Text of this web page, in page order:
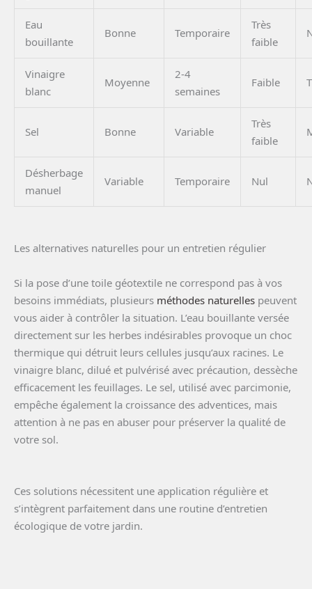
Eau
bouillante
Bonne Temporaire
Très
faible
Vinaigre
blanc
Moyenne
2-4
semaines
Faible
Sel Bonne Variable
Très
faible
Désherbage
manuel
Variable Temporaire Nul
Les alternatives naturelles pour un entretien régulier
Si la pose d’une toile géotextile ne correspond pas à vos
besoins immédiats, plusieurs méthodes naturelles peuvent
vous aider à contrôler la situation. L’eau bouillante versée
directement sur les herbes indésirables provoque un choc
thermique qui détruit leurs cellules jusqu’aux racines. Le
vinaigre blanc, dilué et pulvérisé avec précaution, dessèche
efficacement les feuillages. Le sel, utilisé avec parcimonie,
empêche également la croissance des adventices, mais
attention à ne pas en abuser pour préserver la qualité de
votre sol.
Ces solutions nécessitent une application régulière et
s’intègrent parfaitement dans une routine d’entretien
écologique de votre jardin.